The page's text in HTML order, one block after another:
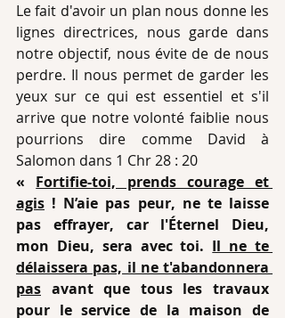
Le fait d'avoir un plan nous donne les
lignes directrices, nous garde dans
notre objectif, nous évite de de nous
perdre. Il nous permet de garder les
yeux sur ce qui est essentiel et s'il
arrive que notre volonté faiblie nous
pourrions dire comme David à
Salomon dans 1 Chr 28 : 20
« Fortifie-toi, prends courage et
agis ! N’aie pas peur, ne te laisse
pas effrayer, car l'Éternel Dieu,
mon Dieu, sera avec toi. Il ne te
délaissera pas, il ne t'abandonnera
pas avant que tous les travaux
pour le service de la maison de